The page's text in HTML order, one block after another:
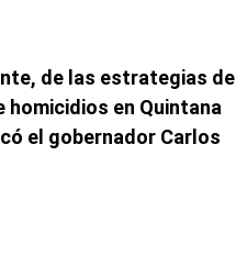
de las estrategias de
en Quintana
el gobernador Carlos